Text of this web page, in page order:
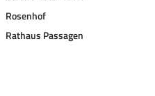
Rosenhof
Rathaus Passagen